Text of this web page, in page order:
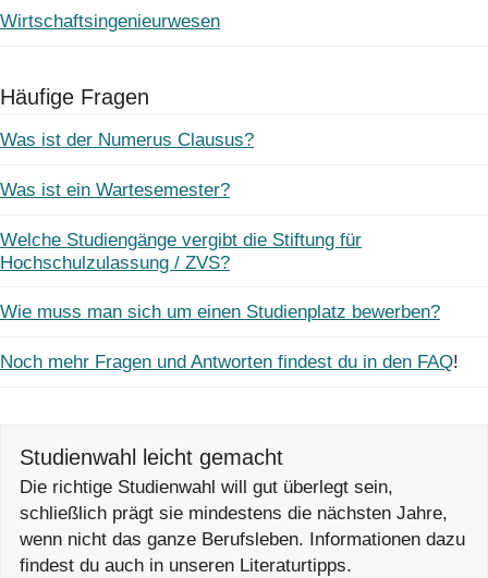
Wirtschaftsingenieurwesen
Häufige Fragen
Was ist der Numerus Clausus?
Was ist ein Wartesemester?
Welche Studiengänge vergibt die Stiftung für
Hochschulzulassung / ZVS?
Wie muss man sich um einen Studienplatz bewerben?
Noch mehr Fragen und Antworten findest du in den FAQ!
Studienwahl leicht gemacht
Die richtige Studienwahl will gut überlegt sein,
schließlich prägt sie mindestens die nächsten Jahre,
wenn nicht das ganze Berufsleben. Informationen dazu
findest du auch in unseren Literaturtipps.